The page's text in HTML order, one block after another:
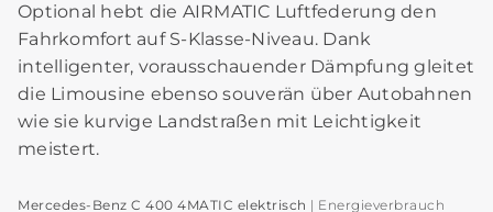
Optional hebt die AIRMATIC Luftfederung den
Fahrkomfort auf S‑Klasse‑Niveau. Dank
intelligenter, vorausschauender Dämpfung gleitet
die Limousine ebenso souverän über Autobahnen
wie sie kurvige Landstraßen mit Leichtigkeit
meistert.
Mercedes‑Benz C 400 4MATIC elektrisch | Energieverbrauch